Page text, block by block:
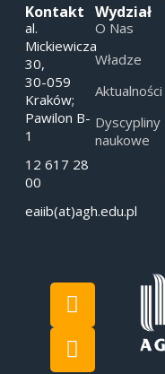
Kontakt
al.
Mickiewicza
30,
30-059
Kraków;
Pawilon B-
1
12 617 28
00
eaiib(at)agh.edu.pl
Wydział
O Nas
Władze
Aktualności
Dyscypliny
naukowe